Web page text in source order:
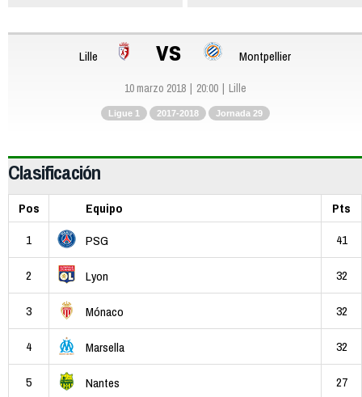
Lille vs Montpellier
10 marzo 2018 20:00 Lille
Ligue 1 2017-2018 Jornada 29
Clasificación
Pos Equipo
Pts
1
PSG 41
2 Lyon 32
3 Mónaco 32
4 Marsella 32
5 Nantes 27